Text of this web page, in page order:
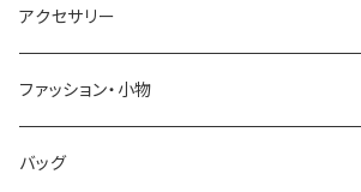
CASIO
GRANDEUR
COGU
DANIEL WELLINGTON
LACOSTE
DIESEL
SONNE
DUCT
TRANSNUMBER
アクセサリー
GUCCI
TIFFANY&CO
ファッション・小物
DAKS
バッグ